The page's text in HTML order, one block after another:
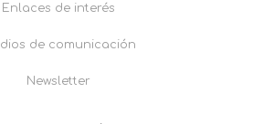
Enlaces de interés
de comunicación
Newsletter